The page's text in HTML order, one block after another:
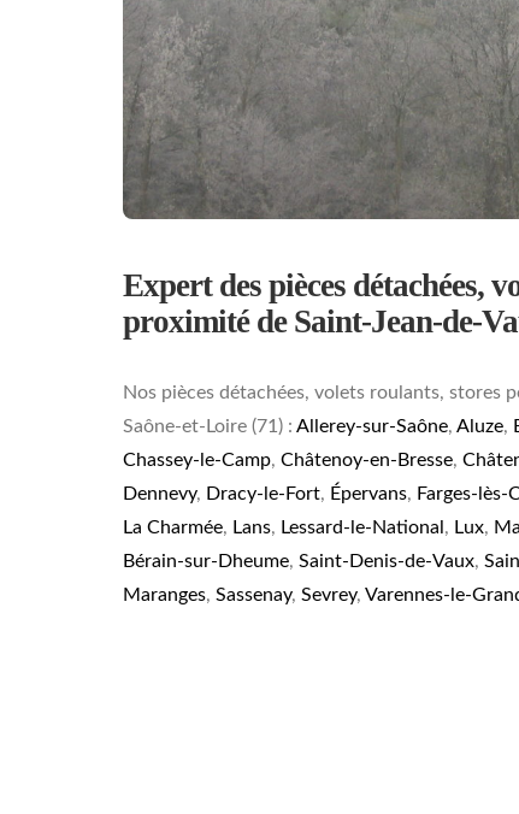
Expert des pièces détachées,
proximité de Saint-Jean-de-
Nos pièces détachées, volets roulants,
Saône-et-Loire (71) : Allerey-sur-Saône, Aluze,
Chassey-le-Camp, Châtenoy-en-Bresse,
Dennevy, Dracy-le-Fort, Épervans, Farges-lès-
La Charmée, Lans, Lessard-le-National , Lux,
Bérain-sur-Dheume, Saint-Denis-de-Vaux,
Maranges, Sassenay, Sevrey, Varennes-le-